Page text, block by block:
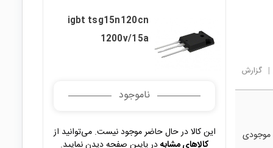
| گزارش
موجودی
igbt tsg15n120cn
1200v/15a
ناموجود
این کالا در حال حاضر موجود نیست. می‌توانید از
کالاهای مشابهدر پایین صفحه دیدن نمایید.